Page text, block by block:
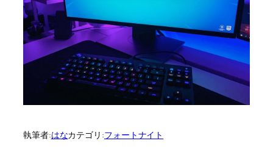
執筆者:はなカテゴリ:フォートナイト